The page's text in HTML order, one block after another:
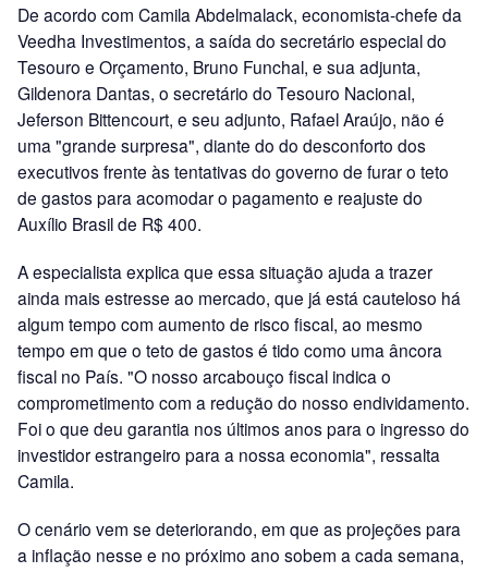
De acordo com Camila Abdelmalack, economista-chefe da
Veedha Investimentos, a saída do secretário especial do
Tesouro e Orçamento, Bruno Funchal, e sua adjunta,
Gildenora Dantas, o secretário do Tesouro Nacional,
Jeferson Bittencourt, e seu adjunto, Rafael Araújo, não é
uma "grande surpresa", diante do do desconforto dos
executivos frente às tentativas do governo de furar o teto
de gastos para acomodar o pagamento e reajuste do
Auxílio Brasil de R$ 400.
A especialista explica que essa situação ajuda a trazer
ainda mais estresse ao mercado, que já está cauteloso há
algum tempo com aumento de risco fiscal, ao mesmo
tempo em que o teto de gastos é tido como uma âncora
fiscal no País. "O nosso arcabouço fiscal indica o
comprometimento com a redução do nosso endividamento.
Foi o que deu garantia nos últimos anos para o ingresso do
investidor estrangeiro para a nossa economia", ressalta
Camila.
O cenário vem se deteriorando, em que as projeções para
a inflação nesse e no próximo ano sobem a cada semana,